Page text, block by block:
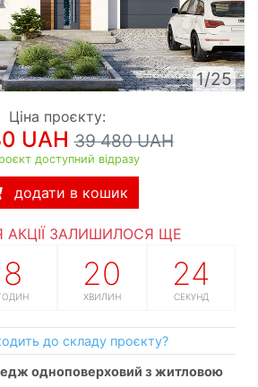
1/25
Ціна проєкту:
UAH39 480 UAH
доступний відразу
додати в кошик
АКЦІЇ ЗАЛИШИЛОСЯ ЩЕ
8 20
ХВИЛИН
23
СЕКУНД
до складу проєкту?